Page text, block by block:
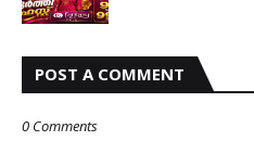
POST A COMMENT
0 Comments